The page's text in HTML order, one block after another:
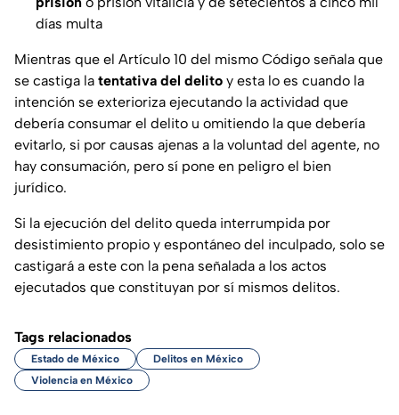
días multa
Mientras que el Artículo 10 del mismo Código señala que
se castiga la tentativa del delito y esta lo es cuando la
intención se exterioriza ejecutando la actividad que
debería consumar el delito u omitiendo la que debería
evitarlo, si por causas ajenas a la voluntad del agente, no
hay consumación, pero sí pone en peligro el bien
jurídico.
Si la ejecución del delito queda interrumpida por
desistimiento propio y espontáneo del inculpado, solo se
castigará a este con la pena señalada a los actos
ejecutados que constituyan por sí mismos delitos.
Tags relacionados
Estado de México
Delitos en México
Violencia en México